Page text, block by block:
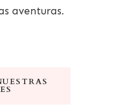
aventuras.